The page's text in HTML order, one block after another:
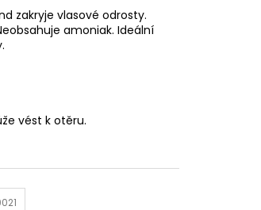
zakryje vlasové odrosty.
amoniak. Ideální
vést k otěru.